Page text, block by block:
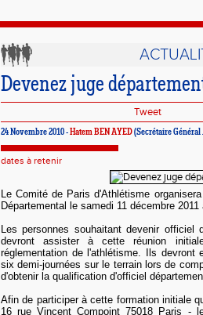
Devenez juge
Tweet
24 Novembre 2010 -Hatem BEN AYED(Secrétaire
dates à retenir
Le Comité de Paris d'Athlétisme
Départemental le samedi 11 décembre 2011
Les personnes souhaitant devenir officiel
devront assister à cette réunion
réglementation de l'athlétisme. Ils devront
six demi-journées sur le terrain lors de
d'obtenir la qualification d'officiel
Afin de participer à cette formation initiale
16 rue Vincent Compoint 75018 Paris -